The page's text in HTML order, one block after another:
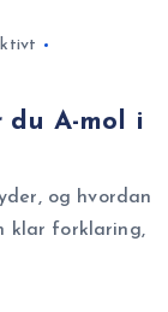
du A-mol i
og hvordan
klar forklaring,